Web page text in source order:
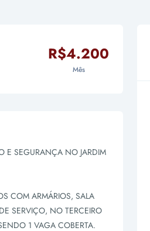
R$4.200
Mês
E SEGURANÇA NO JARDIM
COM ARMÁRIOS, SALA
SERVIÇO, NO TERCEIRO
1 VAGA COBERTA.